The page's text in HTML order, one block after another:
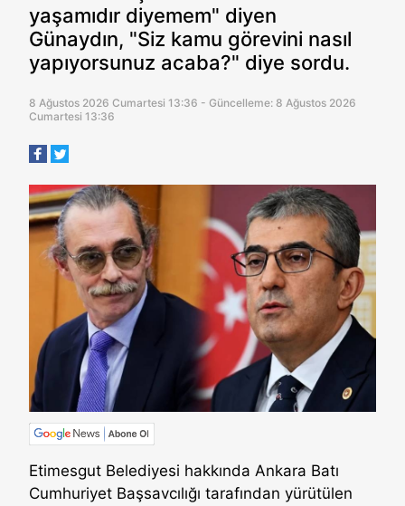
yaşamıdır diyemem" diyen
Günaydın, "Siz kamu görevini nasıl
yapıyorsunuz acaba?" diye sordu.
8 Ağustos 2026 Cumartesi 13:36 - Güncelleme: 8 Ağustos 2026
Cumartesi 13:36
Etimesgut Belediyesi hakkında Ankara Batı
Cumhuriyet Başsavcılığı tarafından yürütülen